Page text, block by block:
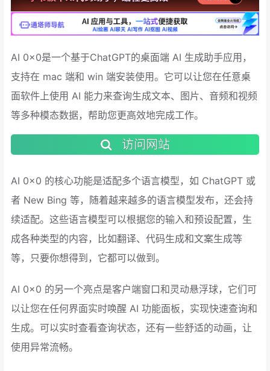
AI 0x0是一个基于ChatGPT的桌面端 AI 生成助手应用，
支持在 mac 端和 win 端安装使用。它可以让您在任意桌
面软件上使用 AI 能力来查询生成文本、图片、音频和视频
等多种模态数据，帮助您更高效地完成工作。
访问网站
AI 0x0 的核心功能是适配多个语言模型，如 ChatGPT 或
者 New Bing 等，随着越来越多的语言模型发布，还会持
续适配。这些语言模型可以根据您的输入和预设配置，生
成各种类型的内容，比如翻译、代码生成和文案生成等
等，只要你想得到，它都可以做到。
AI 0x0 的另一个亮点是客户端窗口和灵动悬浮球，它们可
以让您在任何界面实时唤醒 AI 功能面板，实现快速查询和
生成。可以实时查看查询状态，还有一些舒适的动画，让
使用异常流畅。